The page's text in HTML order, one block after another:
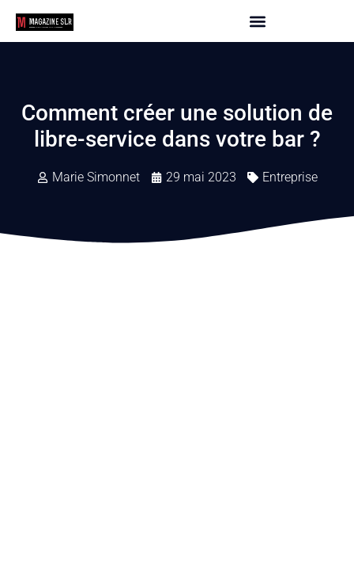
Comment créer une solution de
libre-service dans votre bar ?
Marie Simonnet 29 mai 2023 Entreprise